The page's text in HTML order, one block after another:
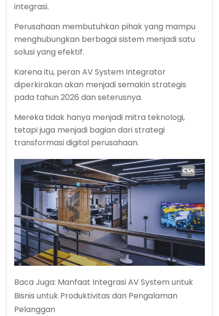
integrasi.
Perusahaan membutuhkan pihak yang mampu
menghubungkan berbagai sistem menjadi satu
solusi yang efektif.
Karena itu, peran AV System Integrator
diperkirakan akan menjadi semakin strategis
pada tahun 2026 dan seterusnya.
Mereka tidak hanya menjadi mitra teknologi,
tetapi juga menjadi bagian dari strategi
transformasi digital perusahaan.
Baca Juga: Manfaat Integrasi AV System untuk
Bisnis untuk Produktivitas dan Pengalaman
Pelanggan